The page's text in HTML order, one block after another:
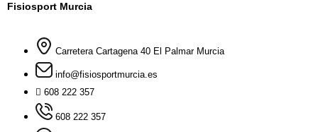
Fisiosport Murcia
Carretera Cartagena 40 El Palmar Murcia
info@fisiosportmurcia.es
608 222 357
608 222 357